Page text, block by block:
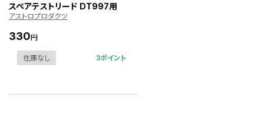
スペアテストリード DT997用
アストロプロダクツ
330円
在庫なし 3ポイント